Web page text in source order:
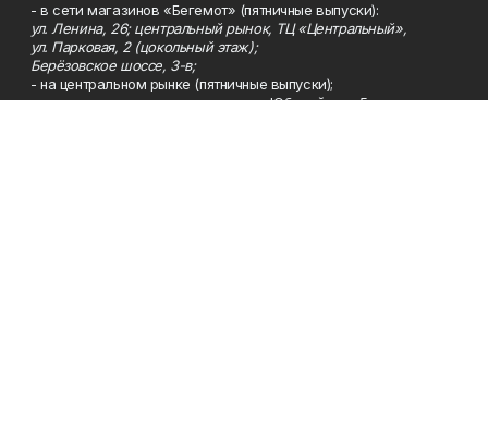
- в сети магазинов «Бегемот» (пятничные выпуски):
ул. Ленина, 26; центральный рынок, ТЦ «Центральный»,
ул. Парковая, 2 (цокольный этаж);
Берёзовское шоссе, 3-в;
- на центральном рынке (пятничные выпуски);
- в киосках на автовокзале и на пр.Юбилейном, 5.